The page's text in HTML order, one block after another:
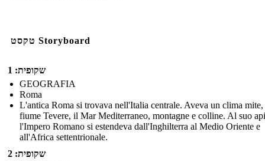
טקסט Storyboard
שקופית: 1
GEOGRAFIA
Roma
L'antica Roma si trovava nell'Italia centrale. Aveva un clima
fiume Tevere, il Mar Mediterraneo, montagne e colline. Al suo
l'Impero Romano si estendeva dall'Inghilterra al Medio Oriente e
all'Africa settentrionale.
שקופית: 2